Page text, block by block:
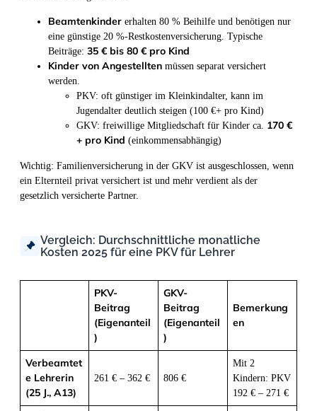
Beamtenkinder erhalten 80 % Beihilfe und benötigen nur
eine günstige 20 %-Restkostenversicherung. Typische
Beiträge: 35 € bis 80 € pro Kind
Kinder von Angestellten müssen separat versichert
werden.
PKV: oft günstiger im Kleinkindalter, kann im
Jugendalter deutlich steigen (100 €+ pro Kind)
GKV: freiwillige Mitgliedschaft für Kinder ca. 170 €
+ pro Kind (einkommensabhängig)
Wichtig: Familienversicherung in der GKV ist ausgeschlossen, wenn
ein Elternteil privat versichert ist und mehr verdient als der
gesetzlich versicherte Partner.
Vergleich: Durchschnittliche monatliche
Kosten 2025 für eine PKV für Lehrer
PKV-
Beitrag
(Eigenanteil
)
GKV-
Beitrag
(Eigenanteil
)
Bemerkung
en
Verbeamtet
e Lehrerin
(25 J., A13)
261 € – 362 € 806 €
Mit 2
Kindern: PKV
192 € – 271 €